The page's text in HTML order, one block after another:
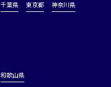
千葉県 東京都 神奈川県
和歌山県